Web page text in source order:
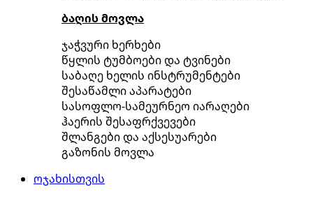
ბაღის მოვლა
ჯაჭვური ხერხები
წყლის ტუმბოები და ტვინები
საბაღე ხელის ინსტრუმენტები
შესაწამლი აპარატები
სასოფლო-სამეურნეო იარაღები
ჰაერის შესაფრქვევები
შლანგები და აქსესუარები
გაზონის მოვლა
ოჯახისთვის